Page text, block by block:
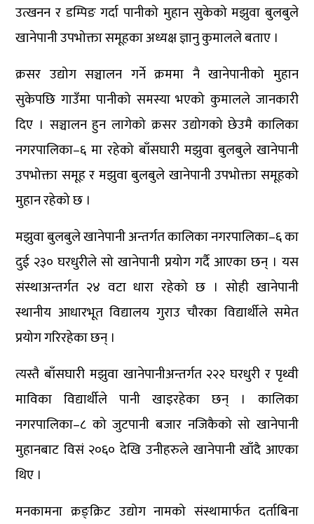
उत्खनन र डम्पिङ गर्दा पानीको मुहान सुकेको मझुवा बुलबुले
खानेपानी उपभोक्ता समूहका अध्यक्ष ज्ञानु कुमालले बताए ।
क्रसर उद्योग सञ्चालन गर्ने क्रममा नै खानेपानीको मुहान
सुकेपछि गाउँमा पानीको समस्या भएको कुमालले जानकारी
दिए । सञ्चालन हुन लागेको क्रसर उद्योगको छेउमै कालिका
नगरपालिका–६ मा रहेको बाँसघारी मझुवा बुलबुले खानेपानी
उपभोक्ता समूह र मझुवा बुलबुले खानेपानी उपभोक्ता समूहको
मुहान रहेको छ ।
मझुवा बुलबुले खानेपानी अन्तर्गत कालिका नगरपालिका–६ का
दुई २३० घरधुरीले सो खानेपानी प्रयोग गर्दै आएका छन् । यस
संस्थाअन्तर्गत २४ वटा धारा रहेको छ । सोही खानेपानी
स्थानीय आधारभूत विद्यालय गुराउ चौरका विद्यार्थीले समेत
प्रयोग गरिरहेका छन् ।
त्यस्तै बाँसघारी मझुवा खानेपानीअन्तर्गत २२२ घरधुरी र पृथ्वी
माविका विद्यार्थीले पानी खाइरहेका छन् । कालिका
नगरपालिका–८ को जुटपानी बजार नजिकैको सो खानेपानी
मुहानबाट विसं २०६० देखि उनीहरुले खानेपानी खाँदै आएका
थिए ।
मनकामना क्रङ्क्रिट उद्योग नामको संस्थामार्फत दर्ताबिना